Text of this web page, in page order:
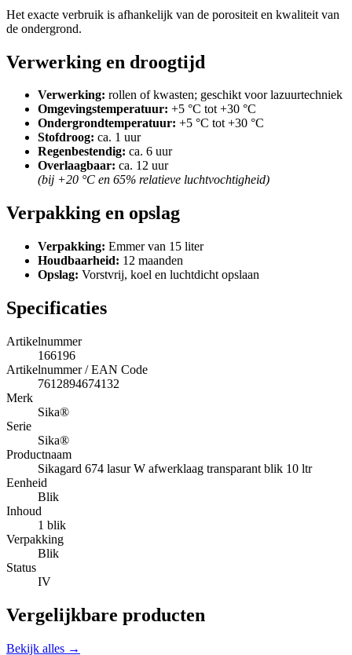
Het exacte verbruik is afhankelijk van de porositeit en kwaliteit van
de ondergrond.
Verwerking en droogtijd
Verwerking: rollen of kwasten; geschikt voor lazuurtechniek
Omgevingstemperatuur: +5 °C tot +30 °C
Ondergrondtemperatuur: +5 °C tot +30 °C
Stofdroog: ca. 1 uur
Regenbestendig: ca. 6 uur
Overlaagbaar: ca. 12 uur
(bij +20 °C en 65% relatieve luchtvochtigheid)
Verpakking en opslag
Verpakking: Emmer van 15 liter
Houdbaarheid: 12 maanden
Opslag: Vorstvrij, koel en luchtdicht opslaan
Specificaties
Artikelnummer
166196
Artikelnummer / EAN Code
7612894674132
Merk
Sika®
Serie
Sika®
Productnaam
Sikagard 674 lasur W afwerklaag transparant blik 10 ltr
Eenheid
Blik
Inhoud
1 blik
Verpakking
Blik
Status
IV
Vergelijkbare producten
Bekijk alles →